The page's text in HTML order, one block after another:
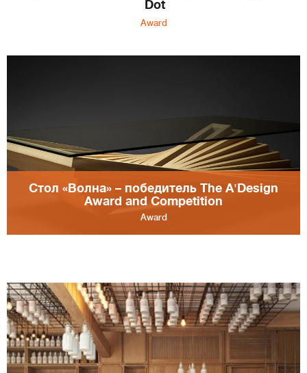
Dot
Award
Стол «Волна» – победитель The A'Design
Award and Competition
Award